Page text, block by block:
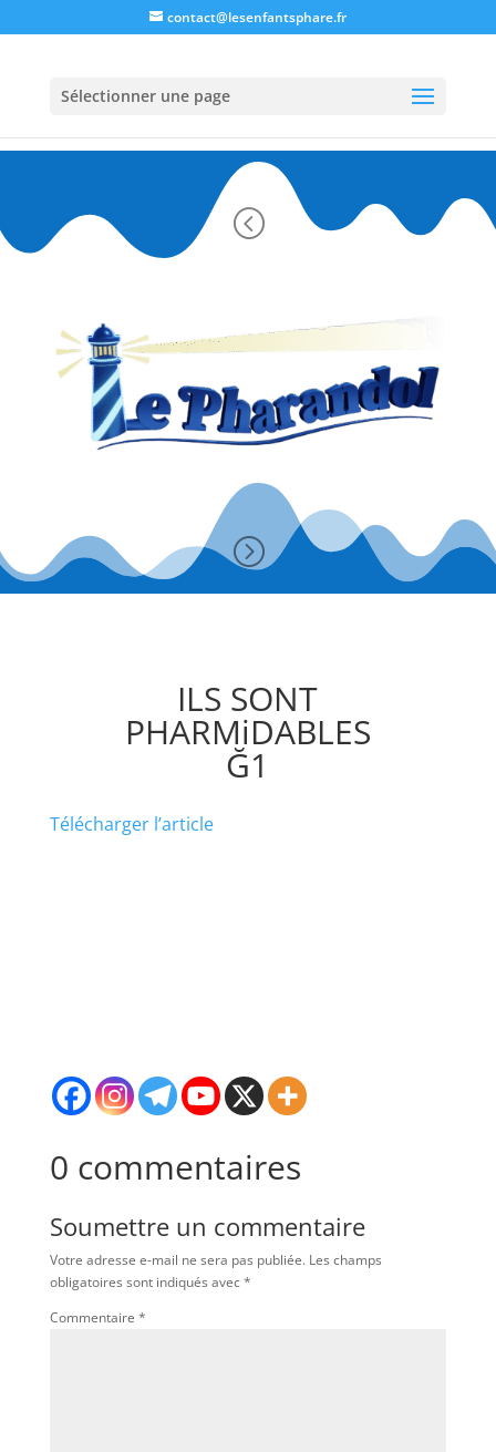
contact@lesenfantsphare.fr
Sélectionner une page
<
=
ILS SONT
PHARMiDABLES
Ğ1
Télécharger l’article
0 commentaires
Soumettre un commentaire
Votre adresse e-mail ne sera pas publiée. Les champs
obligatoires sont indiqués avec*
Commentaire *